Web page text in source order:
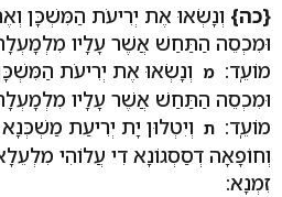
{כה} וְנָשְׂאוּ אֶת יְרִיעֹת הַמִּשְׁכָּן
וּמִכְסֵה הַתַּחַשׁ אֲשֶׁר עָלָיו
מוֹעֵֽד: מ וְנָשְׂאוּ אֶת יְרִיעֹת
וּמִכְסֵה הַתַּחַשׁ אֲשֶׁר עָלָיו
מוֹעֵֽד: ת וְיִטְלוּן יָת יְרִיעַת
וְחוֹפָאָה דְסַסְגוֹנָא דִי עֲלוֹהִי
זִמְנָא: